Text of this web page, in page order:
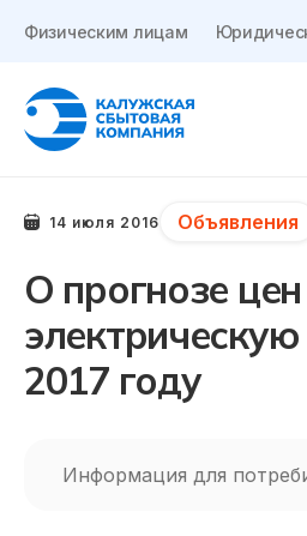
Физическим лицам
14 июля 2016 Объявления
О прогнозе
2017 году
Информация для